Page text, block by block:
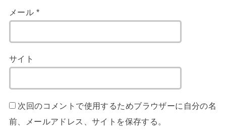
メール *
サイト
次回のコメントで使用するためブラウザーに自分の名
前、メールアドレス、サイトを保存する。